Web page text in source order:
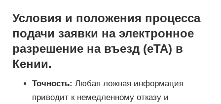
Условия и положения процесса
подачи заявки на электронное
разрешение на въезд (eTA) в
Кении.
Точность: Любая ложная информация
приводит к немедленному отказу и